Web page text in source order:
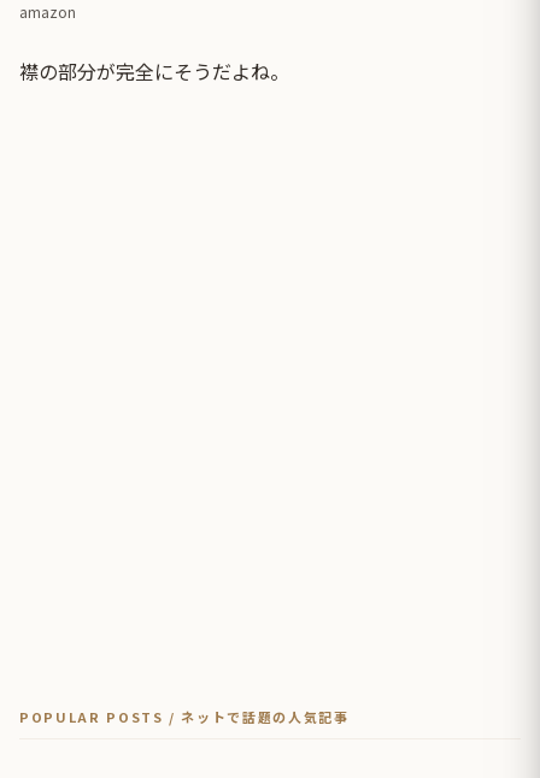
amazon
襟の部分が完全にそうだよね。
POPULAR POSTS / ネットで話題の人気記事